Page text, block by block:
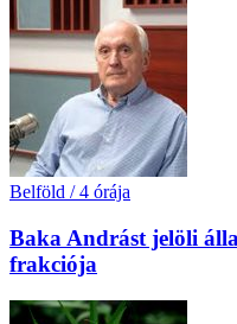
Belföld / 4 órája
Baka Andrást jelöli
frakciója